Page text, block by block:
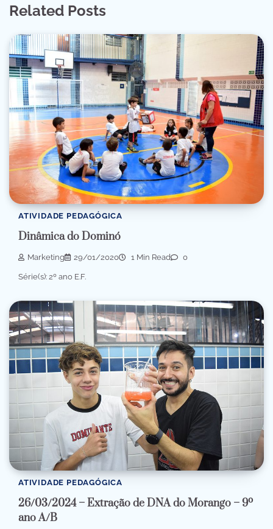
Related Posts
ATIVIDADE PEDAGÓGICA
Dinâmica do Dominó
Marketing 29/01/2020 1 Min Read 0
Série(s): 2º ano E.F.
ATIVIDADE PEDAGÓGICA
26/03/2024 – Extração de DNA do Morango – 9º
ano A/B